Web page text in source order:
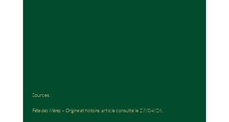
Sources :
Fête des Mères – Origine et histoire, article consulté le 27/04/26,